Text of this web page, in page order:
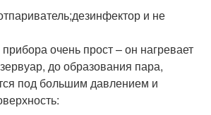
и не
очень прост – он нагревает
до образования пара,
под большим давлением и